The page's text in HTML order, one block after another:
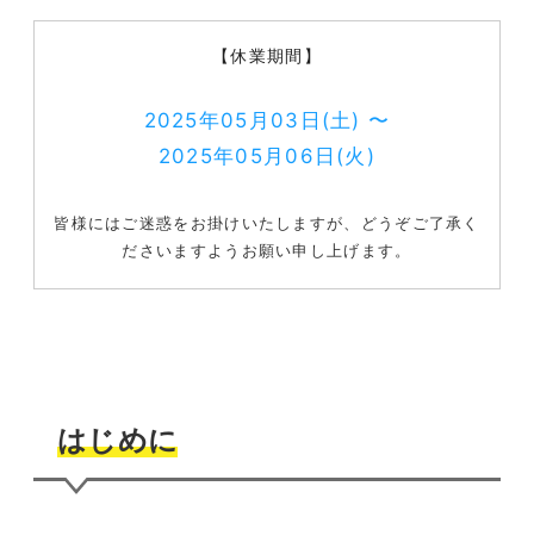
【休業期間】
2025年05月03日(土) 〜
2025年05月06日(火)
皆様にはご迷惑をお掛けいたしますが、どうぞご了承く
ださいますようお願い申し上げます。
はじめに